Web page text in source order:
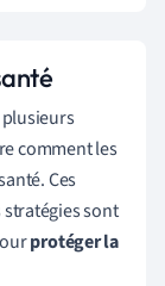
comment les
Ces
sont
protéger la